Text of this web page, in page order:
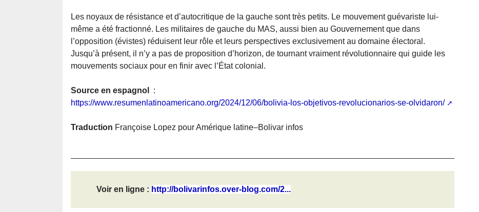
Les noyaux de résistance et d’autocritique de la gauche sont très petits. Le mouvement guévariste lui-
même a été fractionné. Les militaires de gauche du MAS, aussi bien au Gouvernement que dans
l’opposition (évistes) réduisent leur rôle et leurs perspectives exclusivement au domaine électoral.
Jusqu’à présent, il n’y a pas de proposition d’horizon, de tournant vraiment révolutionnaire qui guide les
mouvements sociaux pour en finir avec l’État colonial.
Source en espagnol
:
https://www.resumenlatinoamericano.org/2024/12/06/bolivia-los-objetivos-revolucionarios-se-olvidaron/
Traduction Françoise Lopez pour Amérique latine–Bolivar infos
Voir en ligne : http://bolivarinfos.over-blog.com/2...